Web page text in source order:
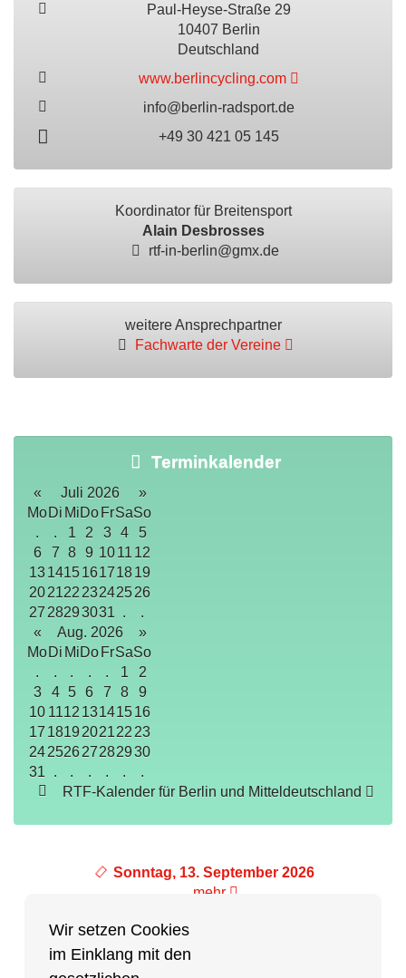
Wir setzen Cookies
im Einklang mit den
Paul-Heyse-Straße 29
10407 Berlin
Deutschland
www.berlincycling.com
info@berlin-radsport.de
+49 30 421 05 145
Koordinator für Breitensport
Alain Desbrosses
rtf-in-berlin@gmx.de
weitere Ansprechpartner
Fachwarte der Vereine
Terminkalender
« Juli 2026
»
MoDi MiDo FrSaSo
.
. 1 2 3 4
5
6
7 8 9 1011 12
13141516171819
202122 23242526
27 28293031 .
.
«
Aug. 2026
»
MoDi MiDo FrSaSo
.
. . . . 1
2
3
4 5 6 7 8
9
10 1112 13141516
17 1819 202122 23
24252627282930
31
. . . . .
.
RTF-Kalender für Berlin und Mitteldeutschland
Sonntag, 13. September 2026
mehr
Partner des Breitensports